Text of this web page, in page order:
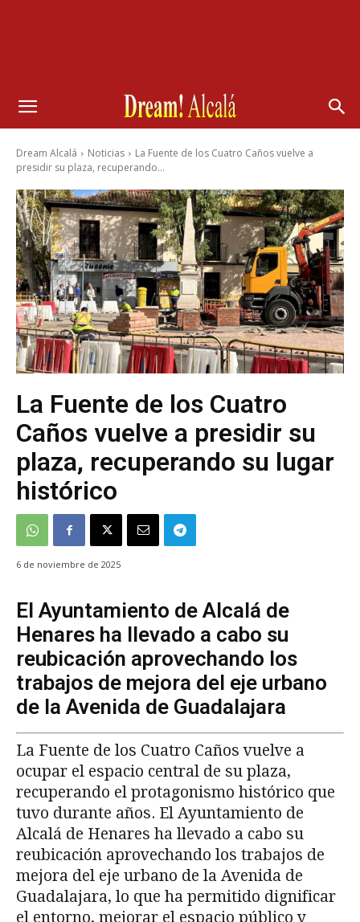
Dream Alcalá Noticias
La Fuente de los Cuatro Caños vuelve a
presidir su plaza, recuperando...
La Fuente de los Cuatro
Caños vuelve a presidir su
plaza, recuperando su lugar
histórico
6 de noviembre de 2025
El Ayuntamiento de Alcalá de
Henares ha llevado a cabo su
reubicación aprovechando los
trabajos de mejora del eje urbano
de la Avenida de Guadalajara
La Fuente de los Cuatro Caños vuelve a
ocupar el espacio central de su plaza,
recuperando el protagonismo histórico que
tuvo durante años. El Ayuntamiento de
Alcalá de Henares ha llevado a cabo su
reubicación aprovechando los trabajos de
mejora del eje urbano de la Avenida de
Guadalajara, lo que ha permitido dignificar
el entorno, mejorar el espacio público y